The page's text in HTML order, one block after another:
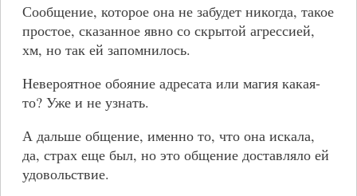
Сообщение, которое она не забудет никогда, такое
простое, сказанное явно со скрытой агрессией,
хм, но так ей запомнилось.
Невероятное обояние адресата или магия какая-
то? Уже и не узнать.
А дальше общение, именно то, что она искала,
да, страх еще был, но это общение доставляло ей
удовольствие.